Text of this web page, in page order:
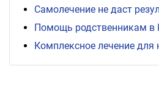
Самолечение не даст
Помощь родственникам в
Комплексное лечение для